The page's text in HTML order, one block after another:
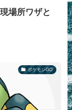
場所ワザと
ポケモンGO